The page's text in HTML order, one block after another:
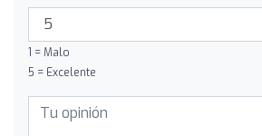
1 = Malo
5 = Excelente